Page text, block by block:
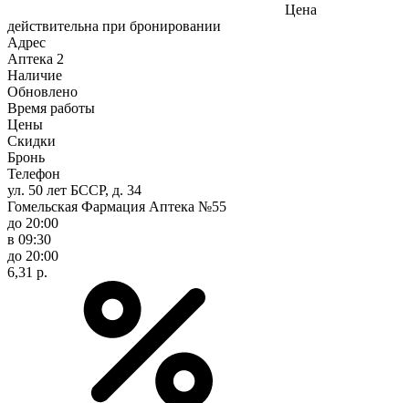
Цена
действительна при бронировании
Адрес
Аптека 2
Наличие
Обновлено
Время работы
Цены
Скидки
Бронь
Телефон
ул. 50 лет БССР, д. 34
Гомельская Фармация Аптека №55
до 20:00
в 09:30
до 20:00
6,31 р.